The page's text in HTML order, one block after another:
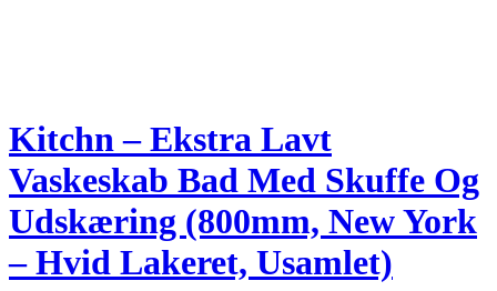
Kitchn – Ekstra Lavt
Vaskeskab Bad Med Skuffe Og
Udskæring (800mm, New York
– Hvid Lakeret, Usamlet)